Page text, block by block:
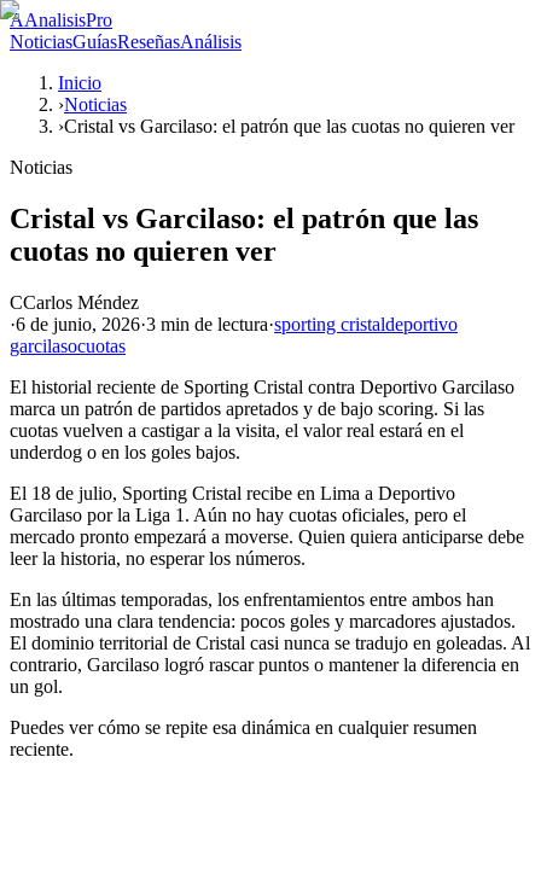
AAnalisisPro
NoticiasGuíasReseñasAnálisis
Inicio
›Noticias
›Cristal vs Garcilaso: el patrón que las cuotas no quieren ver
Noticias
Cristal vs Garcilaso: el patrón que las
cuotas no quieren ver
CCarlos Méndez
·6 de junio, 2026·3 min de lectura·sporting cristaldeportivo
garcilasocuotas
El historial reciente de Sporting Cristal contra Deportivo Garcilaso
marca un patrón de partidos apretados y de bajo scoring. Si las
cuotas vuelven a castigar a la visita, el valor real estará en el
underdog o en los goles bajos.
El 18 de julio, Sporting Cristal recibe en Lima a Deportivo
Garcilaso por la Liga 1. Aún no hay cuotas oficiales, pero el
mercado pronto empezará a moverse. Quien quiera anticiparse debe
leer la historia, no esperar los números.
En las últimas temporadas, los enfrentamientos entre ambos han
mostrado una clara tendencia: pocos goles y marcadores ajustados.
El dominio territorial de Cristal casi nunca se tradujo en goleadas. Al
contrario, Garcilaso logró rascar puntos o mantener la diferencia en
un gol.
Puedes ver cómo se repite esa dinámica en cualquier resumen
reciente.